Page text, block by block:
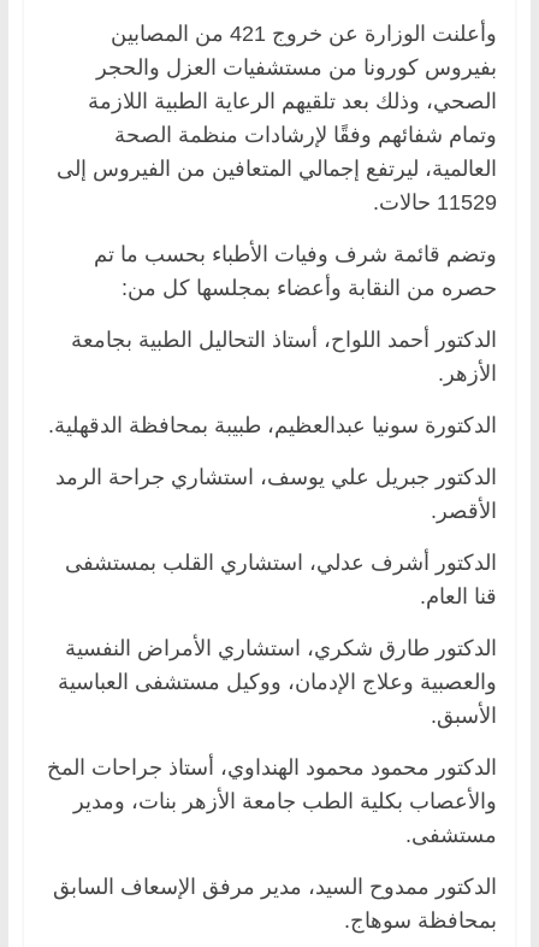
وأعلنت الوزارة عن خروج 421 من المصابين
بفيروس كورونا من مستشفيات العزل والحجر
الصحي، وذلك بعد تلقيهم الرعاية الطبية اللازمة
وتمام شفائهم وفقًا لإرشادات منظمة الصحة
العالمية، ليرتفع إجمالي المتعافين من الفيروس إلى
11529 حالات.
وتضم قائمة شرف وفيات الأطباء بحسب ما تم
حصره من النقابة وأعضاء بمجلسها كل من:
الدكتور أحمد اللواح، أستاذ التحاليل الطبية بجامعة
الأزهر.
الدكتورة سونيا عبدالعظيم، طبيبة بمحافظة الدقهلية.
الدكتور جبريل علي يوسف، استشاري جراحة الرمد
الأقصر.
الدكتور أشرف عدلي، استشاري القلب بمستشفى
قنا العام.
الدكتور طارق شكري، استشاري الأمراض النفسية
والعصبية وعلاج الإدمان، ووكيل مستشفى العباسية
الأسبق.
الدكتور محمود محمود الهنداوي، أستاذ جراحات المخ
والأعصاب بكلية الطب جامعة الأزهر بنات، ومدير
مستشفى.
الدكتور ممدوح السيد، مدير مرفق الإسعاف السابق
بمحافظة سوهاج.